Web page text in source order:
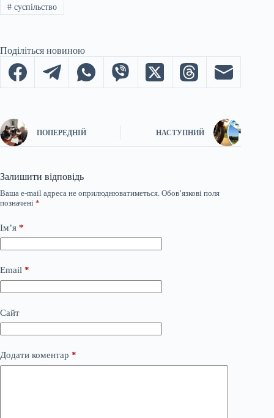
#суспільство
Поділіться новиною
ПОПЕРЕДНІЙ НАСТУПНИЙ
Залишити відповідь
Ваша e-mail адреса не оприлюднюватиметься. Обов’язкові поля
позначені *
Ім’я *
Email *
Сайт
Додати коментар *